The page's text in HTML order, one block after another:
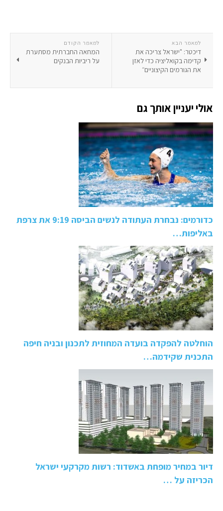
למאמר הקודם
המחאה החברתית מסתערת
על ריביות הבנקים
למאמר הבא
דיכטר: "ישראל צריכה את
קדימה בקואליציה כדי לאזן
את הגורמים הקיצוניים״
אולי יעניין אותך גם
כדורמים: נבחרת העתודה לנשים הביסה 9:19 את צרפת
באליפות…
הוחלטה להפקדה בועדה המחוזית לתכנון ובניה חיפה
התכנית שקידמה…
דיור במחיר מופחת באשדוד: רשות מקרקעי ישראל
הכריזה על …